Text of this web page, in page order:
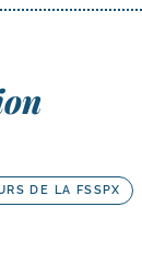
DE LA FSSPX